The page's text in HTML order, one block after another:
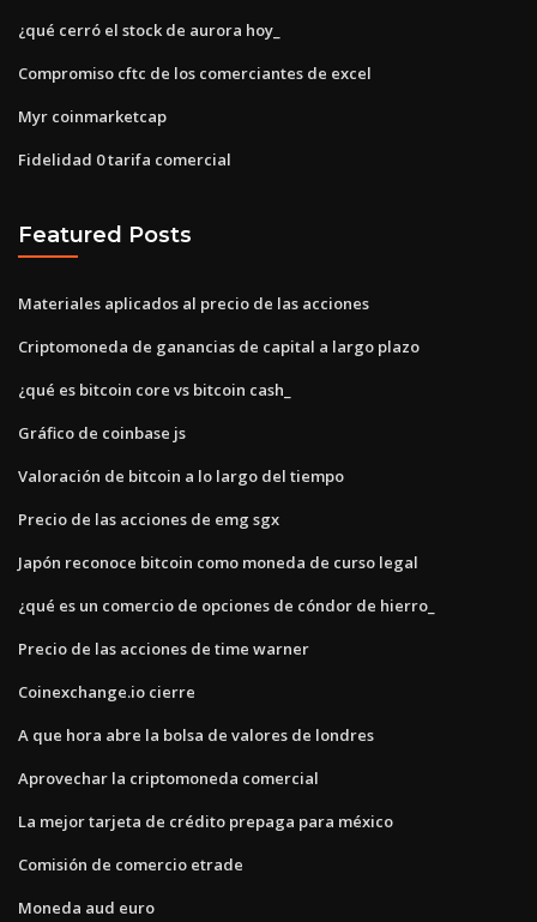
¿qué cerró el stock de aurora hoy_
Compromiso cftc de los comerciantes de excel
Myr coinmarketcap
Fidelidad 0 tarifa comercial
Featured Posts
Materiales aplicados al precio de las acciones
Criptomoneda de ganancias de capital a largo plazo
¿qué es bitcoin core vs bitcoin cash_
Gráfico de coinbase js
Valoración de bitcoin a lo largo del tiempo
Precio de las acciones de emg sgx
Japón reconoce bitcoin como moneda de curso legal
¿qué es un comercio de opciones de cóndor de hierro_
Precio de las acciones de time warner
Coinexchange.io cierre
A que hora abre la bolsa de valores de londres
Aprovechar la criptomoneda comercial
La mejor tarjeta de crédito prepaga para méxico
Comisión de comercio etrade
Moneda aud euro